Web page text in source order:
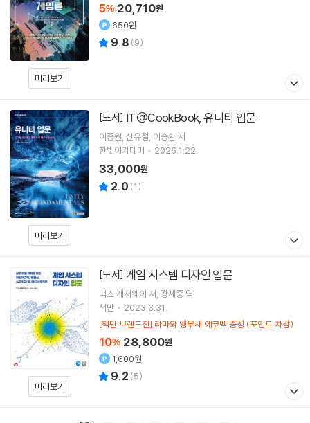
미리보기
5% 20,710원
650원
9.8 (9)
미리보기
[도서] IT@CookBook, 유니티 입문
이종원 신유철 이승환저
한빛아카데미
2026.1.22.
33,000원
2.0 (1)
미리보기
[도서] 게임 시스템 디자인 입문
댁스 개저웨이 저 강세중 역
책만
2023.3.31.
[책만 브랜드전] 라마와 앵무새 에코백 증정 (포인트 차감)
10% 28,800원
1,600원
9.2 (5)